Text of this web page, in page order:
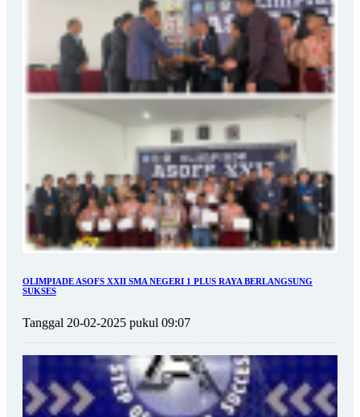
OLIMPIADE ASOFS XXII SMA NEGERI 1 PLUS RAYA BERLANGSUNG
SUKSES
Tanggal 20-02-2025 pukul 09:07